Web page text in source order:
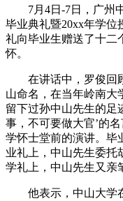
7月4日-7日，广州中
毕业典礼暨20xx年学位
礼向毕业生赠送了十二
怀。
在讲话中，罗俊回顾
山命名，在当年岭南大
留下过孙中山先生的足
事，不可要做大官’的
学怀士堂前的演讲。毕
业礼上，中山先生委托
学礼上，中山先生又亲
他表示，中山大学在